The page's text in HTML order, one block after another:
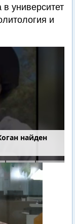
университет
и
найден